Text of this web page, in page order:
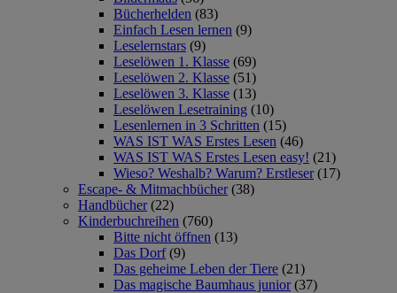
Bücherhelden (83)
Einfach Lesen lernen (9)
Leselernstars (9)
Leselöwen 1. Klasse (69)
Leselöwen 2. Klasse (51)
Leselöwen 3. Klasse (13)
Leselöwen Lesetraining (10)
Lesenlernen in 3 Schritten (15)
WAS IST WAS Erstes Lesen (46)
WAS IST WAS Erstes Lesen easy! (21)
Wieso? Weshalb? Warum? Erstleser (17)
Escape- & Mitmachbücher (38)
Handbücher (22)
Kinderbuchreihen (760)
Bitte nicht öffnen (13)
Das Dorf (9)
Das geheime Leben der Tiere (21)
Das magische Baumhaus junior (37)